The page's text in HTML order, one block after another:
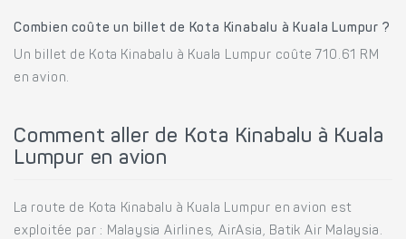
Combien coûte un billet de Kota Kinabalu à Kuala Lumpur ?
Un billet de Kota Kinabalu à Kuala Lumpur coûte 710.61 RM
en avion.
Comment aller de Kota Kinabalu à Kuala
Lumpur en avion
La route de Kota Kinabalu à Kuala Lumpur en avion est
exploitée par : Malaysia Airlines, AirAsia, Batik Air Malaysia.